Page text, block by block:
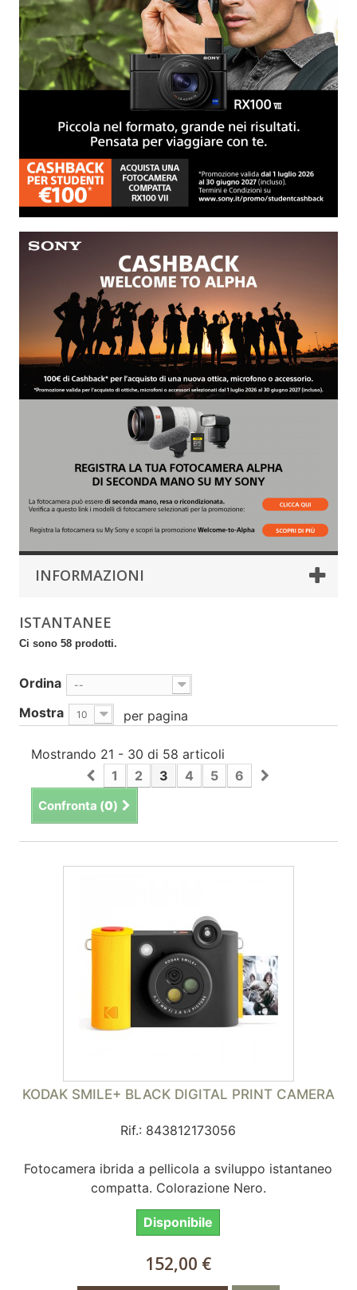
INFORMAZIONI
ISTANTANEE
Ci sono 58 prodotti.
Ordina --
Mostra 10 per pagina
Confronta (0)
1 2 3 4 5 6
Mostrando 21 - 30 di 58 articoli
KODAK SMILE+ BLACK DIGITAL PRINT CAMERA
Rif.: 843812173056
Fotocamera ibrida a pellicola a sviluppo istantaneo
compatta. Colorazione Nero.
Disponibile
152,00 €